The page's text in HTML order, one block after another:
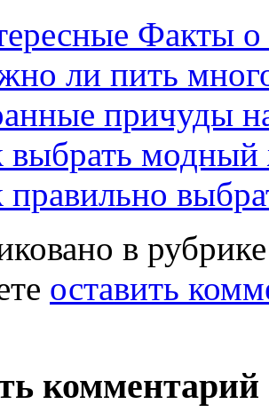
Факты
ли пить
причуды
выбрать модный
правильно
в
оставить
комментарий